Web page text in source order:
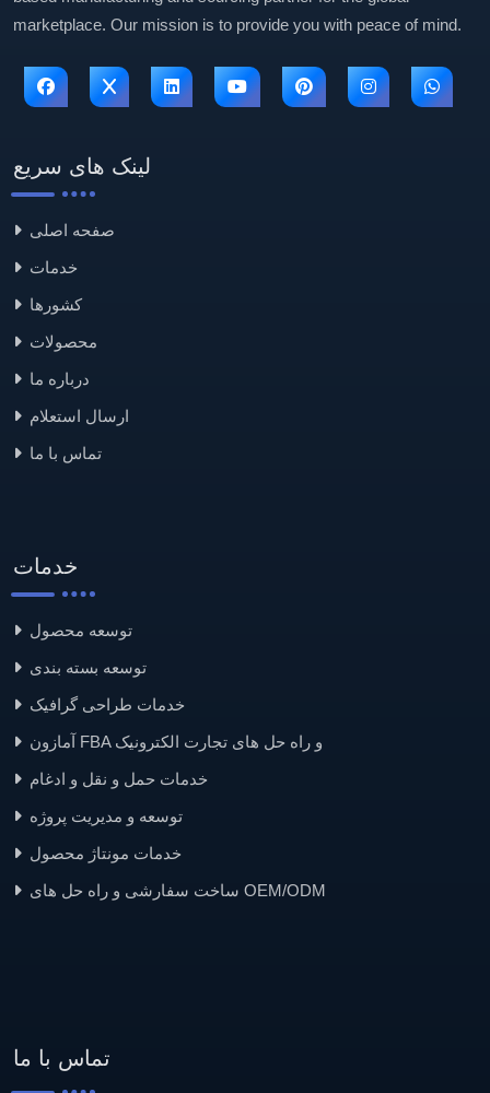
marketplace. Our mission is to provide you with peace of mind.
لینک های سریع
صفحه اصلی
خدمات
کشورها
محصولات
درباره ما
ارسال استعلام
تماس با ما
خدمات
توسعه محصول
توسعه بسته بندی
خدمات طراحی گرافیک
آمازون FBA و راه حل های تجارت الکترونیک
خدمات حمل و نقل و ادغام
توسعه و مدیریت پروژه
خدمات مونتاژ محصول
ساخت سفارشی و راه حل های OEM/ODM
تماس با ما